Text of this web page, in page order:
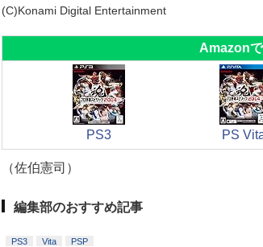
(C)Konami Digital Entertainment
Amazon
PS3 PS
（佐伯憲司）
編集部のおすすめ記事
PS3 Vita PSP